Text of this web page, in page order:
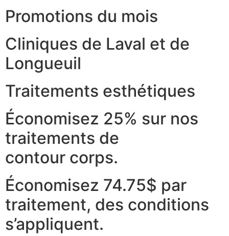
Promotions du mois
Cliniques de Laval et de
Longueuil
Traitements esthétiques
Économisez 25% sur nos
traitements de
contour corps.
Économisez 74.75$ par
traitement, des conditions
s’appliquent.